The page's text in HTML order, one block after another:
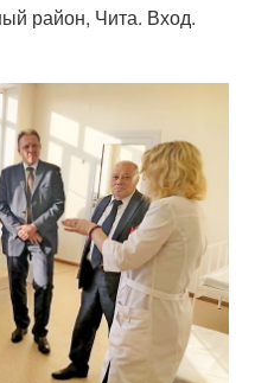
район, Чита. Вход.